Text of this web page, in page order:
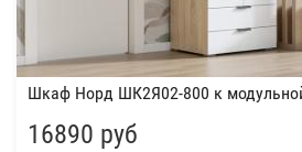
Шкаф Норд ШК2Я02-800 к
16890 руб